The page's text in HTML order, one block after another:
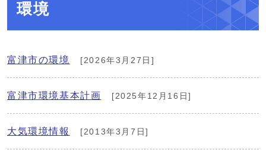
環境
富津市の環境 [2026年3月27日]
富津市環境基本計画 [2025年12月16日]
大気環境情報 [2013年3月7日]